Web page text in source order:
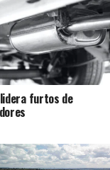
furtos de